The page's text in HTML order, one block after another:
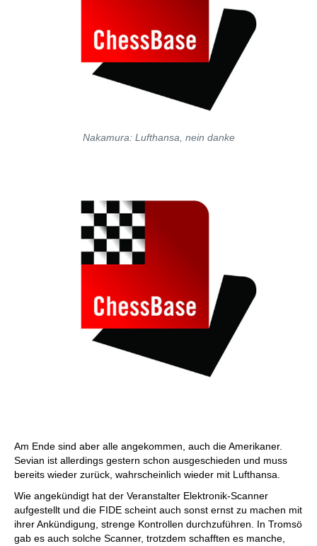
Nakamura: Lufthansa, nein danke
Am Ende sind aber alle angekommen, auch die Amerikaner.
Sevian ist allerdings gestern schon ausgeschieden und muss
bereits wieder zurück, wahrscheinlich wieder mit Lufthansa.
Wie angekündigt hat der Veranstalter Elektronik-Scanner
aufgestellt und die FIDE scheint auch sonst ernst zu machen mit
ihrer Ankündigung, strenge Kontrollen durchzuführen. In Tromsö
gab es auch solche Scanner, trotzdem schafften es manche,